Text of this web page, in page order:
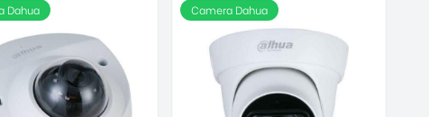
Dahua Camera Dahua